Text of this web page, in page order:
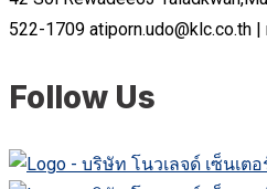
522-1709 atiporn.udo@klc.co.th |
Follow Us